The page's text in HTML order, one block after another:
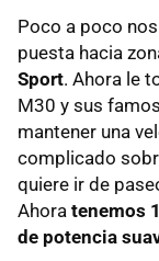
Poco a poco
puesta hacia
Sport. Ahora le
M30 y sus
mantener una
complicado
quiere ir de
Ahora tenemos
de potencia